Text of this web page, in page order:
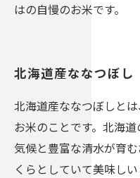
はの自慢のお米です。
北海道産ななつぼし
北海道産ななつぼしと
お米のことです。北海
気候と豊富な清水が育
くらとしていて美味し